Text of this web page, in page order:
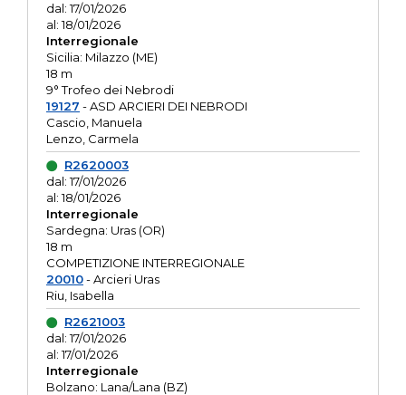
dal: 17/01/2026
al: 18/01/2026
Interregionale
Sicilia: Milazzo (ME)
18 m
9° Trofeo dei Nebrodi
19127 - ASD ARCIERI DEI NEBRODI
Cascio, Manuela
Lenzo, Carmela
R2620003
dal: 17/01/2026
al: 18/01/2026
Interregionale
Sardegna: Uras (OR)
18 m
COMPETIZIONE INTERREGIONALE
20010- Arcieri Uras
Riu, Isabella
R2621003
dal: 17/01/2026
al: 17/01/2026
Interregionale
Bolzano: Lana/Lana (BZ)